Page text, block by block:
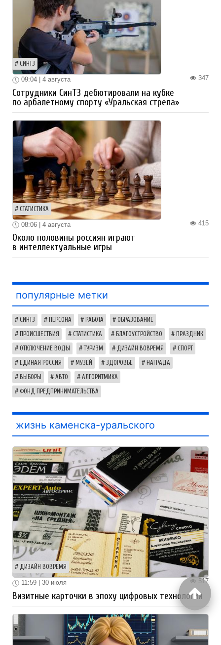
СИНТЗ
347
09:04 | 4 августа
Сотрудники СинТЗ дебютировали на кубке
по арбалетному спорту «Уральская стрела»
СТАТИСТИКА
415
08:06 | 4 августа
Около половины россиян играют
в интеллектуальные игры
популярные метки
СИНТЗ ПЕРСОНА РАБОТА ОБРАЗОВАНИЕ
ПРОИСШЕСТВИЯ СТАТИСТИКА БЛАГОУСТРОЙСТВО ПРАЗДНИК
ОТКЛЮЧЕНИЕ ВОДЫ ТУРИЗМ ДИЗАЙН ВОВРЕМЯ СПОРТ
ЕДИНАЯ РОССИЯ МУЗЕЙ ЗДОРОВЬЕ НАГРАДА
ВЫБОРЫ АВТО АЛГОРИТМИКА
ФОНД ПРЕДПРИНИМАТЕЛЬСТВА
жизнь каменска-уральского
ДИЗАЙН ВОВРЕМЯ
517
11:59 | 30 июля
Визитные карточки в эпоху цифровых технологий